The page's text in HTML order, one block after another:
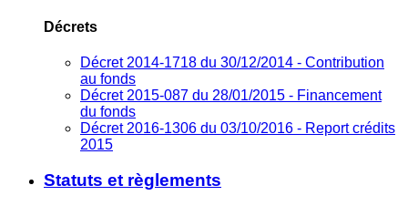
Décrets
Décret 2014-1718 du 30/12/2014 - Contribution
au fonds
Décret 2015-087 du 28/01/2015 - Financement
du fonds
Décret 2016-1306 du 03/10/2016 - Report crédits
2015
Statuts et règlements